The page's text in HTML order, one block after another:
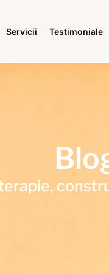
Servicii Testimoniale